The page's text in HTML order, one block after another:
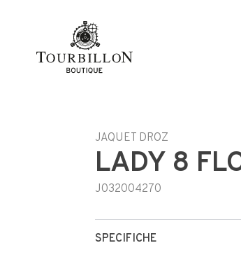
JAQUET DROZ
LADY 8
J032004270
SPECIFICHE